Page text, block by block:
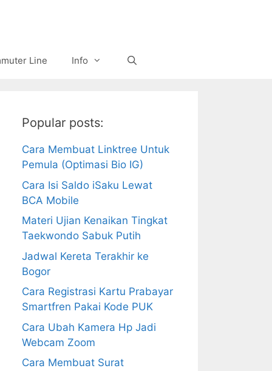
Line Info
Popular posts:
Cara Membuat Linktree Untuk
Pemula (Optimasi Bio IG)
Cara Isi Saldo iSaku Lewat
BCA Mobile
Materi Ujian Kenaikan Tingkat
Taekwondo Sabuk Putih
Jadwal Kereta Terakhir ke
Bogor
Cara Registrasi Kartu Prabayar
Smartfren Pakai Kode PUK
Cara Ubah Kamera Hp Jadi
Webcam Zoom
Cara Membuat Surat